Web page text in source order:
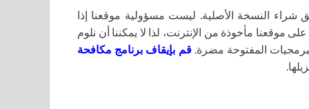
النسخة الأصلية. ليست مسؤولية موقعنا إذا
موقعنا مأخوذة من الإنترنت، لذا لا يمكننا أن نلوم
المفتوحة مضرة.قم بإيقاف برنامج مكافحة